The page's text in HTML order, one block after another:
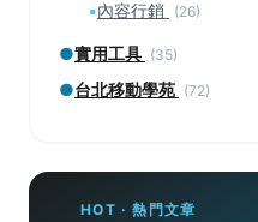
▪內容行銷 (26)
●實用工具 (35)
●台北移動學苑 (72)
HOT · 熱門文章